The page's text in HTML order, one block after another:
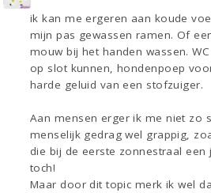
ik kan me ergeren aan koude
mijn pas gewassen ramen. Of
mouw bij het handen wassen.
op slot kunnen, hondenpoep
harde geluid van een stofzuiger.
Aan mensen erger ik me niet zo
menselijk gedrag wel grappig,
die bij de eerste zonnestraal een
toch!
Maar door dit topic merk ik wel